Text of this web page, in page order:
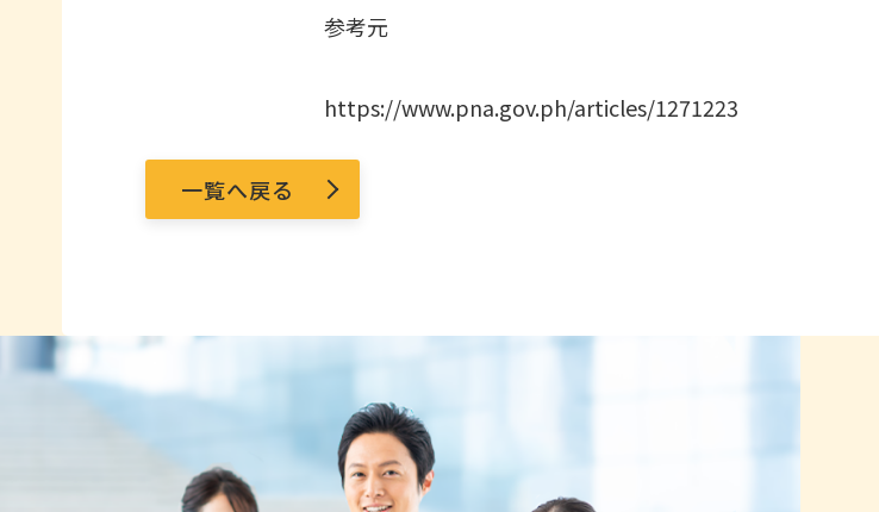
参考元
https://www.pna.gov.ph/articles/1271223
一覧へ戻る